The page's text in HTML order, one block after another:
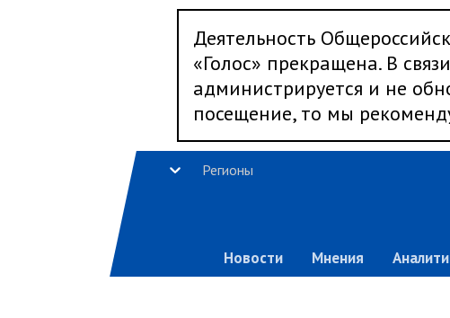
Деятельность
«Голос» прекращена. В
администрируется и не
посещение, то мы
Регионы
Новости Мнения